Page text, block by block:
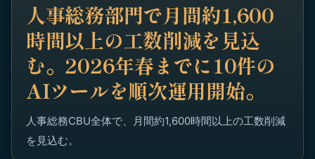
人事総務部門で月間約1,600
時間以上の工数削減を見込
む。2026年春までに10件の
AIツールを順次運用開始。
人事総務CBU全体で、月間約1,600時間以上の工数削減
を見込む。